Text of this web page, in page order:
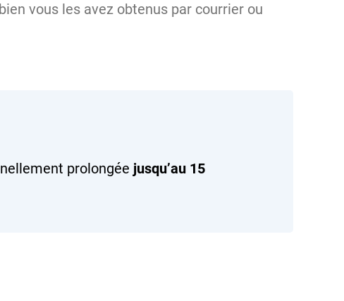
vous les avez obtenus par courrier ou
prolongée jusqu’au 15